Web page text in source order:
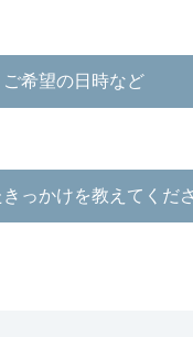
希望の日時など
っかけを教えてくだ